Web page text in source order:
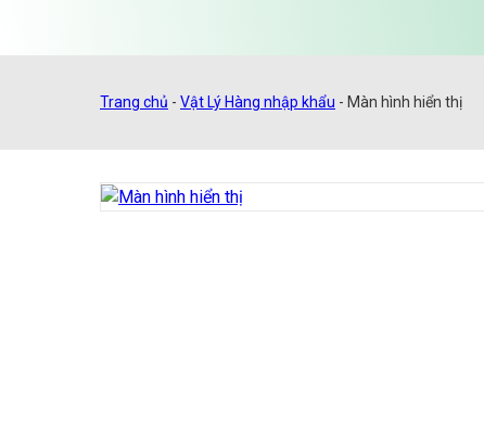
Trang chủ - Vật Lý Hàng nhập khẩu - Màn hình hiển thị